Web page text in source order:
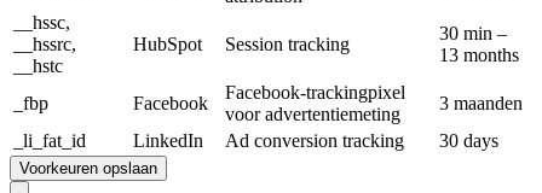
__hssc,
__hssrc,
__hstc
HubSpot Session tracking
30 min –
13 months
_fbp Facebook
Facebook-trackingpixel
voor advertentiemeting
3 maanden
_li_fat_id
LinkedIn Ad conversion tracking 30 days
Voorkeuren opslaan